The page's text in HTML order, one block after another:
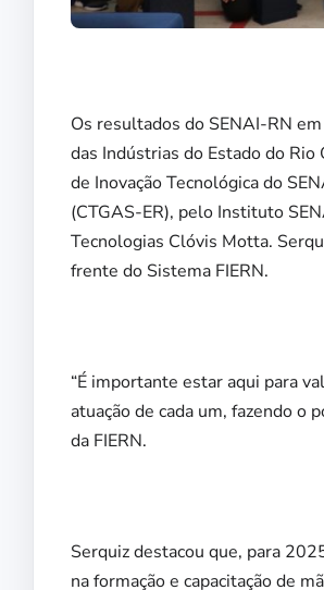
Os resultados do SENAI-RN
das Indústrias do Estado do
de Inovação Tecnológica do
(CTGAS-ER), pelo Instituto
Tecnologias Clóvis Motta.
frente do Sistema FIERN.
“É importante estar aqui para
atuação de cada um, fazendo o
da FIERN.
Serquiz destacou que, para
na formação e capacitação de